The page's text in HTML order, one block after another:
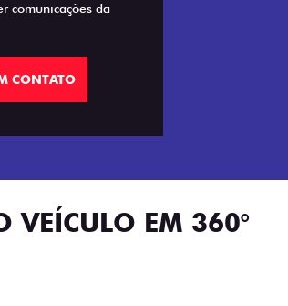
comunicações da
CONTATO
VEÍCULO EM 360°